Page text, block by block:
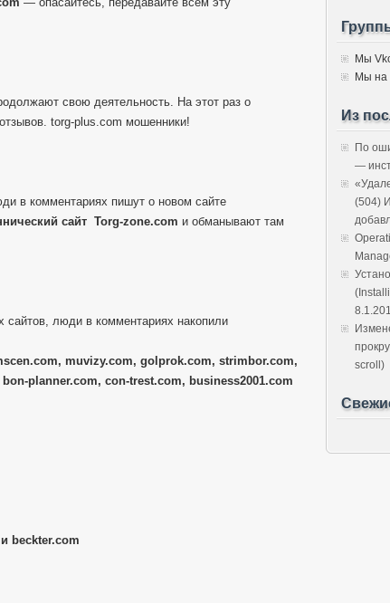
свою деятельность. На этот раз о
torg-plus.com мошенники!
в комментариях пишут о новом сайте
сайт Torg-zone.com и обманывают там
люди в комментариях накопили
muvizy.com, golprok.com, strimbor.com,
planner.com, con-trest.com, business2001.com
beckter.com
Мы
Мы на
Из
По
—
(504)
scroll)